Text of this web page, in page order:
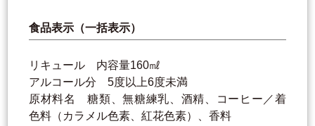
食品表示（一括表示）
リキュール 内容量160㎖
アルコール分 5度以上6度未満
原材料名 糖類、無糖練乳、酒精、コーヒー／着
色料（カラメル色素、紅花色素）、香料